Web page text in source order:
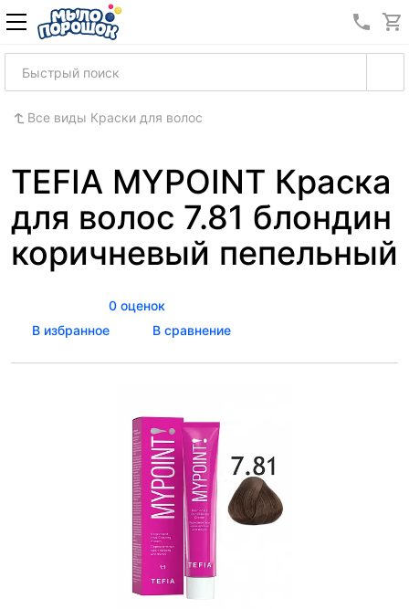
8
Все виды Краски для волос
TEFIA MYPOINT Краска
для волос 7.81 блондин
коричневый пепельный
0 оценок
В избранное
В сравнение